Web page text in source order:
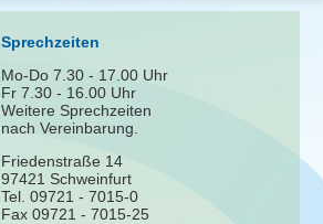
Sprechzeiten
Mo-Do 7.30 - 17.00 Uhr
Fr 7.30 - 16.00 Uhr
Weitere Sprechzeiten
nach Vereinbarung.
Friedenstraße 14
97421 Schweinfurt
Tel. 09721 - 7015-0
Fax 09721 - 7015-25